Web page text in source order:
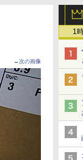
1
→次の画像